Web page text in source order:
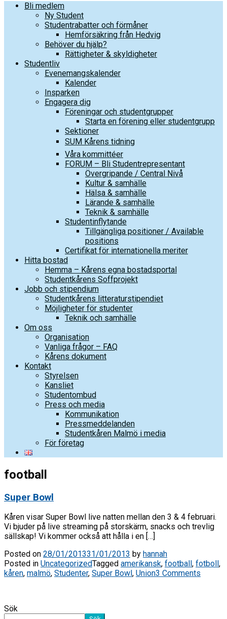
Bli medlem
Ny Student
Studentrabatter och förmåner
Hemförsäkring från Hedvig
Behöver du hjälp?
Rättigheter & skyldigheter
Studentliv
Evenemangskalender
Kalender
Insparken
Engagera dig
Föreningar och studentgrupper
Starta en förening eller studentgrupp
Sektioner
SUM Kårens tidning
Våra kommittéer
FORUM – Bli Studentrepresentant
Övergripande / Central Nivå
Kultur & samhälle
Hälsa & samhälle
Lärande & samhälle
Teknik & samhälle
Studentinflytande
Tillgängliga positioner / Available
positions
Certifikat för internationella meriter
Hitta bostad
Hemma – Kårens egna bostadsportal
Studentkårens Soffprojekt
Jobb och stipendium
Studentkårens litteraturstipendiet
Möjligheter för studenter
Teknik och samhälle
Om oss
Organisation
Vanliga frågor – FAQ
Kårens dokument
Kontakt
Styrelsen
Kansliet
Studentombud
Press och media
Kommunikation
Pressmeddelanden
Studentkåren Malmö i media
För företag
football
Super Bowl
Kåren visar Super Bowl live natten mellan den 3 & 4 februari.
Vi bjuder på live streaming på storskärm, snacks och trevlig
sällskap! Vi kommer också att hålla i en […]
Posted on 28/01/201331/01/2013 by hannah
Posted in UncategorizedTagged amerikansk, football , fotboll ,
kåren, malmö, Studenter, Super Bowl , Union3 Comments
Sök